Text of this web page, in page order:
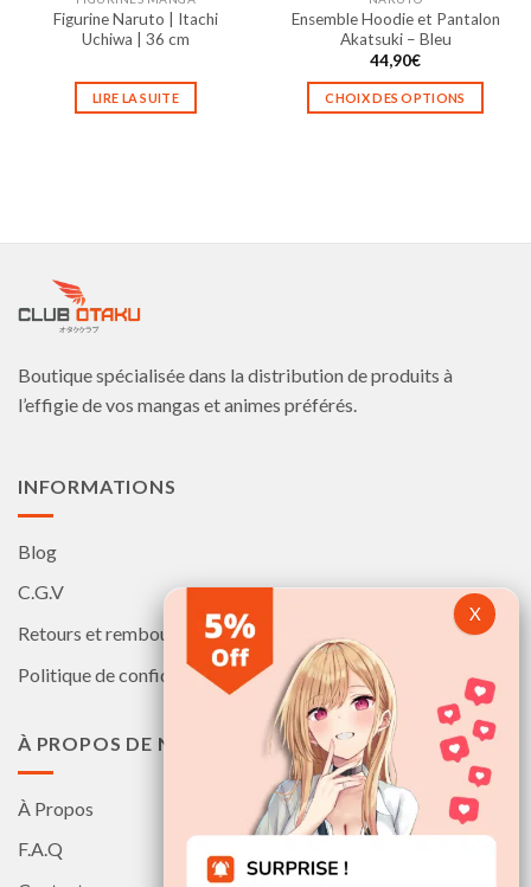
page
du
page
du
produit
Figurine Naruto | Itachi
Uchiwa | 36 cm
LIRE LA SUITE
Ensemble Hoodie et Pantalon
Akatsuki – Bleu
44,90€
CHOIX DES OPTIONS
Les
sur
Boutique spécialisée dans la distribution de produits à
l’effigie de vos mangas et animes préférés.
INFORMATIONS
Blog
C.G.V
Retours et remboursements
Politique de confidentialité
À PROPOS DE NOUS
À Propos
F.A.Q